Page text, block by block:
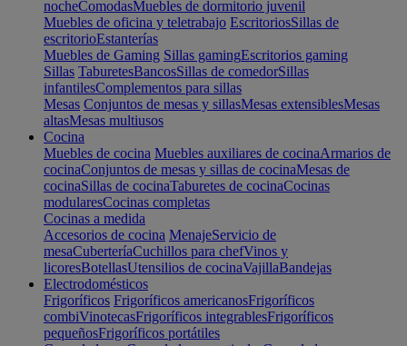
nocheComodasMuebles de dormitorio juvenil
Muebles de oficina y teletrabajo EscritoriosSillas de
escritorioEstanterías
Muebles de Gaming Sillas gamingEscritorios gaming
Sillas TaburetesBancosSillas de comedorSillas
infantilesComplementos para sillas
Mesas Conjuntos de mesas y sillasMesas extensiblesMesas
altasMesas multiusos
Cocina
Muebles de cocina Muebles auxiliares de cocinaArmarios de
cocinaConjuntos de mesas y sillas de cocinaMesas de
cocinaSillas de cocinaTaburetes de cocinaCocinas
modularesCocinas completas
Cocinas a medida
Accesorios de cocina MenajeServicio de
mesaCuberteríaCuchillos para chefVinos y
licoresBotellasUtensilios de cocinaVajillaBandejas
Electrodomésticos
Frigoríficos Frigoríficos americanosFrigoríficos
combiVinotecasFrigoríficos integrablesFrigoríficos
pequeñosFrigoríficos portátiles